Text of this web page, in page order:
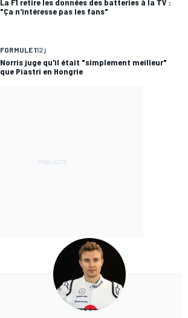
La F1 retire les données des batteries à la TV :
"Ça n'intéresse pas les fans"
FORMULE 112 j
Norris juge qu'il était "simplement meilleur"
que Piastri en Hongrie